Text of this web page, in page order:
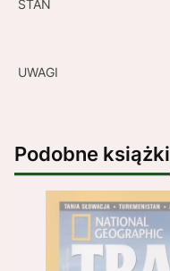
STAN
UWAGI
Podobne książki